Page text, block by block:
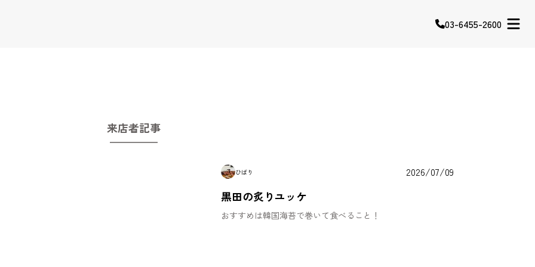
03-6455-2600
来店者記事
ひばり 2026/07/09
黒田の炙りユッケ
おすすめは韓国海苔で巻いて食べること！